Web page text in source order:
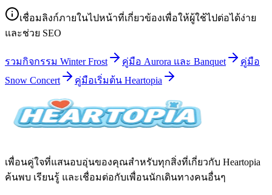
เชื่อมลิงก์ภายในไปหน้าที่เกี่ยวข้องเพื่อให้ผู้ใช้ไปต่อได้ง่าย
และช่วย SEO
รวมกิจกรรม Winter Frost คู่มือ Aurora และ Banquet
คู่มือ
Snow Concert
คู่มือเริ่มต้น Heartopia
เพื่อนคู่ใจที่แสนอบอุ่นของคุณสำหรับทุกสิ่งที่เกี่ยวกับ Heartopia
ค้นพบ เรียนรู้ และเชื่อมต่อกับเพื่อนนักเดินทางคนอื่นๆ